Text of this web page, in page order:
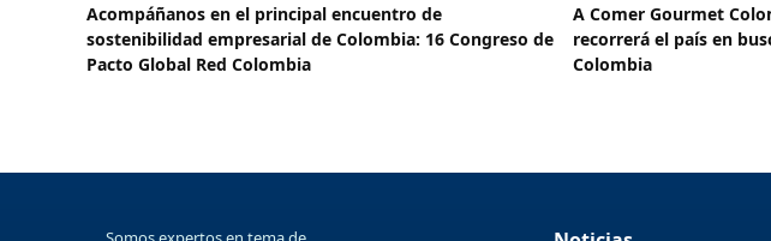
Acompáñanos en el principal encuentro de
sostenibilidad empresarial de Colombia: 16 Congreso de
Pacto Global Red Colombia
A Comer Gourmet
recorrerá el país en
Colombia